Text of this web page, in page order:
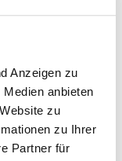
Anzeigen zu
anbieten
zu
zu Ihrer
Partner für